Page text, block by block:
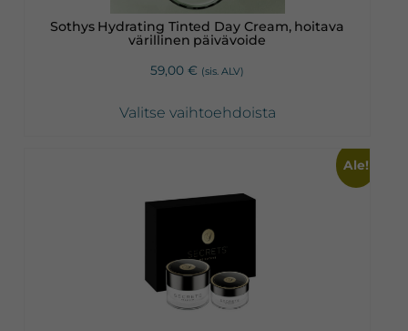
Sothys Hydrating Tinted Day Cream, hoitava
värillinen päivävoide
59,00 € (sis. ALV)
Valitse vaihtoehdoista
tuotteen
Ale!